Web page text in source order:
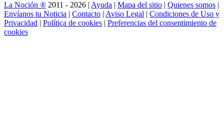
La Noción ® 2011 - 2026 | Ayuda | Mapa del sitio | Quienes somos |
Envíanos tu Noticia | Contacto | Aviso Legal | Condiciones de Uso y
Privacidad | Política de cookies | Preferencias del consentimiento de
cookies